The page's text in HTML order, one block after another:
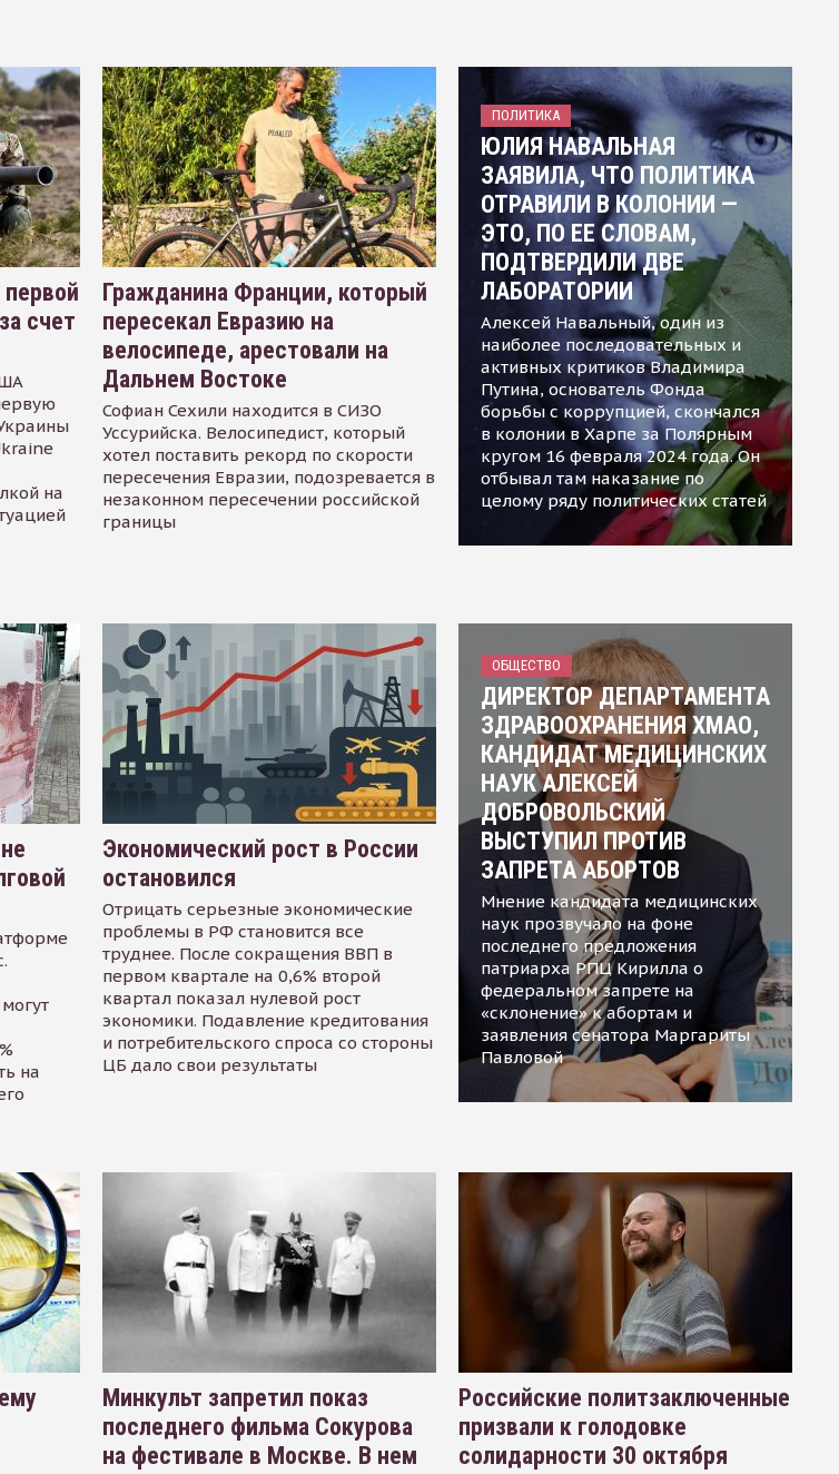
счет
на
Гражданина Франции, который
пересекал Евразию на
велосипеде, арестовали на
Дальнем Востоке
Софиан Сехили находится в СИЗО
Уссурийска. Велосипедист, который
хотел поставить рекорд по скорости
пересечения Евразии, подозревается в
незаконном пересечении российской
границы
ПОЛИТИКА
ЮЛИЯ НАВАЛЬНАЯ
ЗАЯВИЛА, ЧТО ПОЛИТИКА
ОТРАВИЛИ В КОЛОНИИ —
ЭТО, ПО ЕЕ СЛОВАМ,
ПОДТВЕРДИЛИ ДВЕ
ЛАБОРАТОРИИ
Алексей Навальный, один из
наиболее последовательных и
активных критиков Владимира
Путина, основатель Фонда
борьбы с коррупцией, скончался
в колонии в Харпе за Полярным
кругом 16 февраля 2024 года. Он
отбывал там наказание по
целому ряду политических статей
на
Экономический рост в России
остановился
Отрицать серьезные экономические
проблемы в РФ становится все
труднее. После сокращения ВВП в
первом квартале на 0,6% второй
квартал показал нулевой рост
экономики. Подавление кредитования
и потребительского спроса со стороны
ЦБ дало свои результаты
ОБЩЕСТВО
ДИРЕКТОР ДЕПАРТАМЕНТА
ЗДРАВООХРАНЕНИЯ ХМАО,
КАНДИДАТ МЕДИЦИНСКИХ
НАУК АЛЕКСЕЙ
ДОБРОВОЛЬСКИЙ
ВЫСТУПИЛ ПРОТИВ
ЗАПРЕТА АБОРТОВ
Мнение кандидата медицинских
наук прозвучало на фоне
последнего предложения
патриарха РПЦ Кирилла о
федеральном запрете на
«склонение» к абортам и
заявления сенатора Маргариты
Павловой
Минкульт запретил показ
последнего фильма Сокурова
на фестивале в Москве. В нем
Российские политзаключенные
призвали к голодовке
солидарности 30 октября